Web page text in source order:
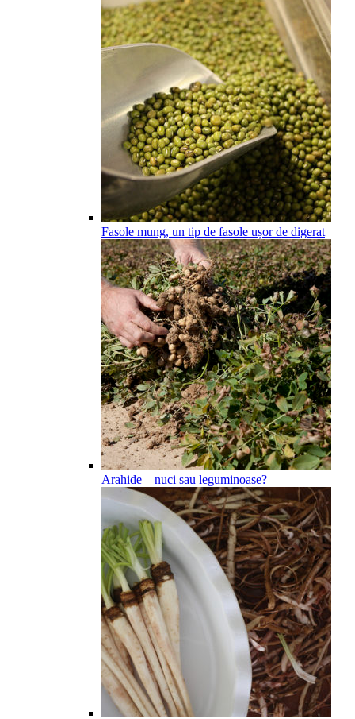
Fasole mung, un tip de fasole ușor de digerat
Arahide – nuci sau leguminoase?